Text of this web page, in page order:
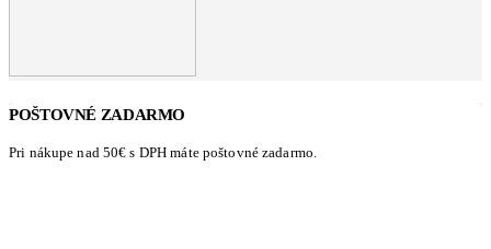
POŠTOVNÉ ZADARMO
Pri nákupe nad 50€ s DPH máte poštovné zadarmo.